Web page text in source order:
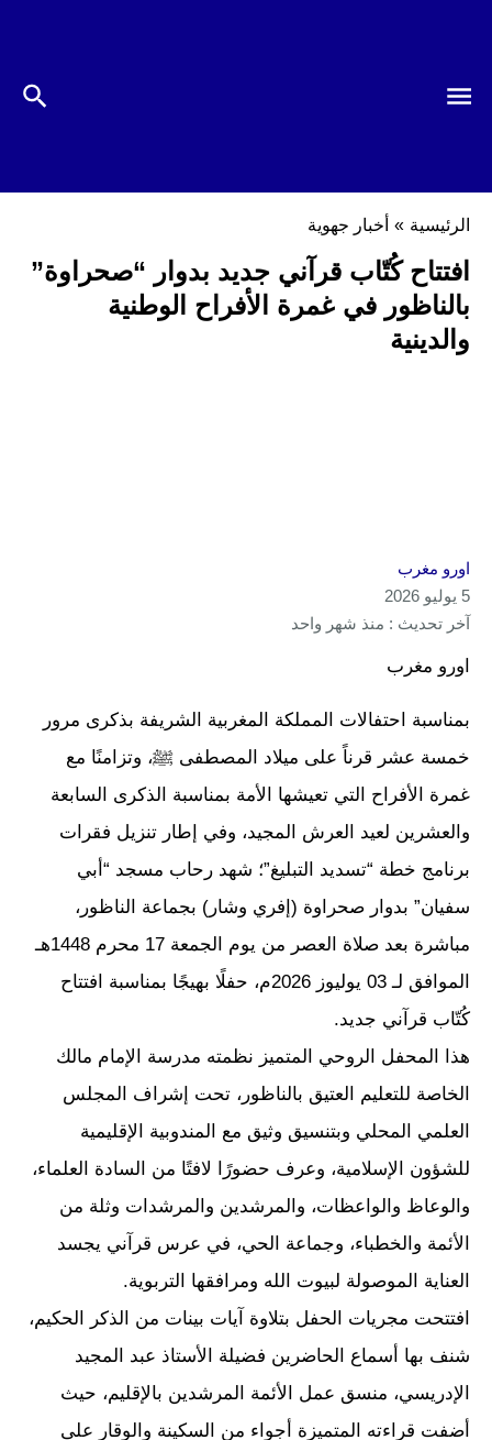
الرئيسية » أخبار جهوية
افتتاح كُتّاب قرآني جديد بدوار “صحراوة”
بالناظور في غمرة الأفراح الوطنية
والدينية
اورو مغرب
5 يوليو 2026
آخر تحديث : منذ شهر واحد
اورو مغرب
بمناسبة احتفالات المملكة المغربية الشريفة بذكرى مرور
خمسة عشر قرناً على ميلاد المصطفى ﷺ، وتزامنًا مع
غمرة الأفراح التي تعيشها الأمة بمناسبة الذكرى السابعة
والعشرين لعيد العرش المجيد، وفي إطار تنزيل فقرات
برنامج خطة “تسديد التبليغ”؛ شهد رحاب مسجد “أبي
سفيان” بدوار صحراوة (إفري وشار) بجماعة الناظور،
مباشرة بعد صلاة العصر من يوم الجمعة 17 محرم 1448هـ
الموافق لـ 03 يوليوز 2026م، حفلًا بهيجًا بمناسبة افتتاح
كُتّاب قرآني جديد.
هذا المحفل الروحي المتميز نظمته مدرسة الإمام مالك
الخاصة للتعليم العتيق بالناظور، تحت إشراف المجلس
العلمي المحلي وبتنسيق وثيق مع المندوبية الإقليمية
للشؤون الإسلامية، وعرف حضورًا لافتًا من السادة العلماء،
والوعاظ والواعظات، والمرشدين والمرشدات وثلة من
الأئمة والخطباء، وجماعة الحي، في عرس قرآني يجسد
العناية الموصولة لبيوت الله ومرافقها التربوية.
افتتحت مجريات الحفل بتلاوة آيات بينات من الذكر الحكيم،
شنف بها أسماع الحاضرين فضيلة الأستاذ عبد المجيد
الإدريسي، منسق عمل الأئمة المرشدين بالإقليم، حيث
أضفت قراءته المتميزة أجواء من السكينة والوقار على